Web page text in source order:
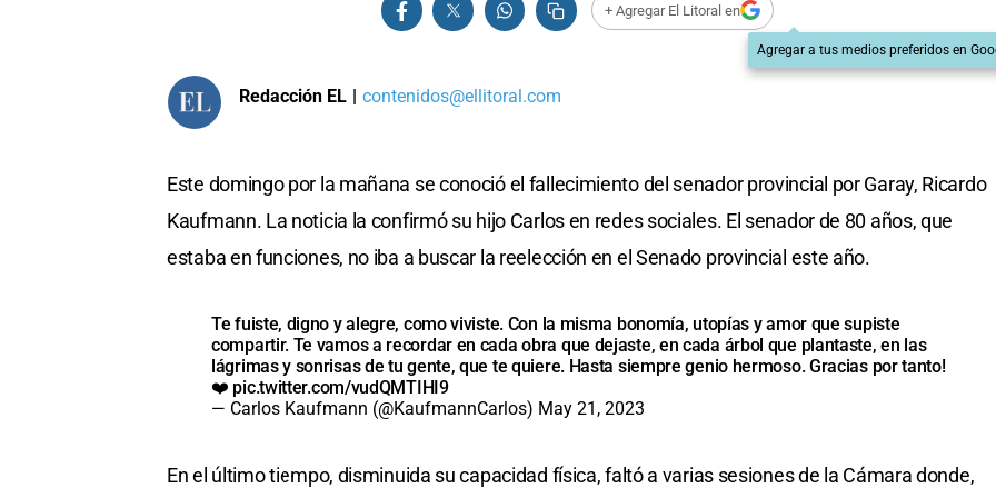
+ Agregar El Litoral en
Agregar a tus medios preferidos en
Redacción EL | contenidos@ellitoral.com
Este domingo por la mañana se conoció el fallecimiento del senador provincial por Garay, Ricardo
Kaufmann. La noticia la confirmó su hijo Carlos en redes sociales. El senador de 80 años, que
estaba en funciones, no iba a buscar la reelección en el Senado provincial este año.
Te fuiste, digno y alegre, como viviste. Con la misma bonomía, utopías y amor que supiste
compartir. Te vamos a recordar en cada obra que dejaste, en cada árbol que plantaste, en las
lágrimas y sonrisas de tu gente, que te quiere. Hasta siempre genio hermoso. Gracias por tanto!
❤️ pic.twitter.com/vudQMTIHI9
— Carlos Kaufmann (@KaufmannCarlos) May 21, 2023
En el último tiempo, disminuida su capacidad física, faltó a varias sesiones de la Cámara donde,